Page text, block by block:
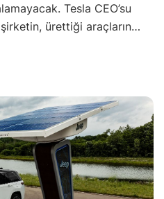
Tesla CEO’su
şirketin, ürettiği araçların…